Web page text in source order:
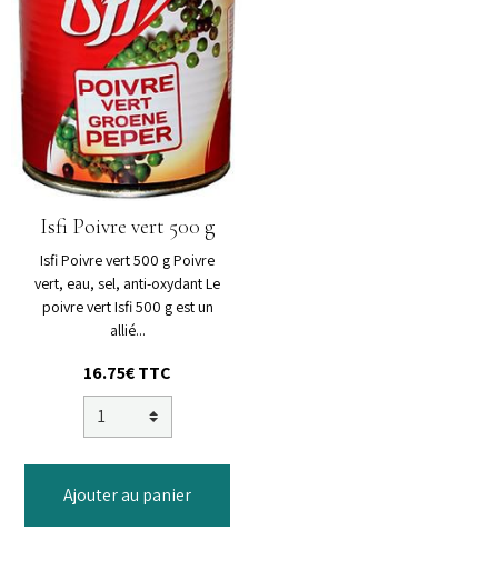
Isfi Poivre vert 500 g
Isfi Poivre vert 500 g Poivre
vert, eau, sel, anti-oxydant Le
poivre vert Isfi 500 g est un
allié...
16.75€TTC
Ajouter au panier